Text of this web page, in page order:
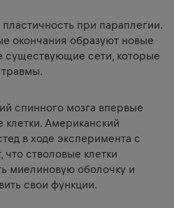
при параплегии.
окончания образуют новые
существующие сети, которые
спинного мозга впервые
клетки. Американский
в ходе эксперимента с
стволовые клетки
миелиновую оболочку и
свои функции.